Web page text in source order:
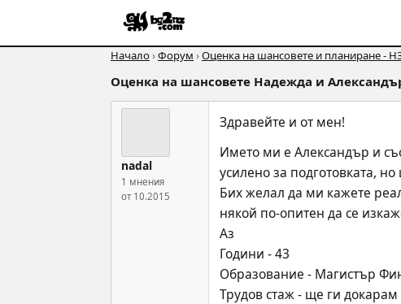
Начало›Форум ›Оценка на шансовете и планиране -
Оценка на шансовете Надежда и
nadal
1 мнения
от 10.2015
Здравейте и от мен!
Името ми е Александър и
усилено за подготовката,
Бих желал да ми кажете
някой по-опитен да се
Аз
Години - 43
Образование - Магистър
Трудов стаж - ще ги докарам